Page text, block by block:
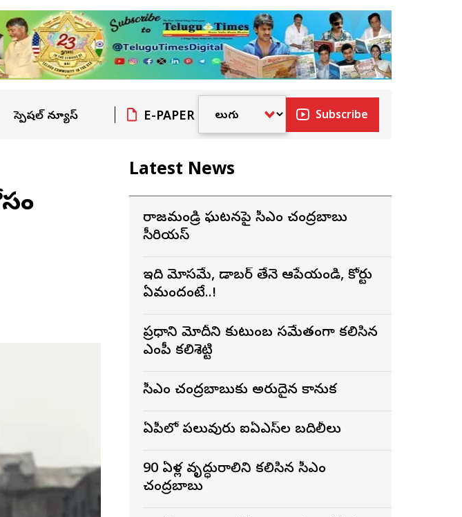
స్పెషల్ న్యూస్ E-PAPER Subscribe
Latest News
రాజమండ్రి ఘటనపై సీఎం చంద్రబాబు
సీరియస్
ఇది మోసమే, డాబర్‌ తేనె ఆపేయండి, కోర్టు
ఏమందంటే..!
ప్రధాని మోదీని కుటుంబ సమేతంగా కలిసిన
ఎంపీ కలిశెట్టి
సీఎం చంద్రబాబుకు అరుదైన కానుక
ఏపీలో పలువురు ఐఏఎస్‌ల బదిలీలు
90 ఏళ్ల వృద్ధురాలిని కలిసిన సీఎం
చంద్రబాబు